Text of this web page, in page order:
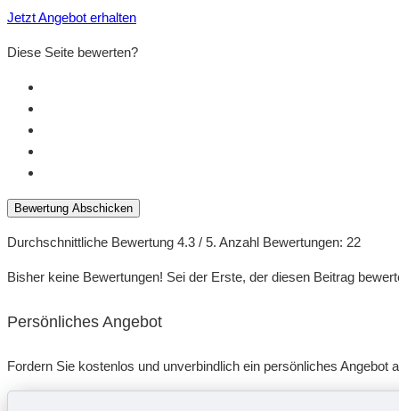
Jetzt Angebot erhalten
Diese Seite bewerten?
Bewertung Abschicken
Durchschnittliche Bewertung 4.3 / 5. Anzahl Bewertungen: 22
Bisher keine Bewertungen! Sei der Erste, der diesen Beitrag
Persönliches Angebot
Fordern Sie kostenlos und unverbindlich ein persönliches Angebot